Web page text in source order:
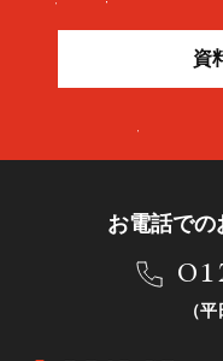
資
お電話での
（